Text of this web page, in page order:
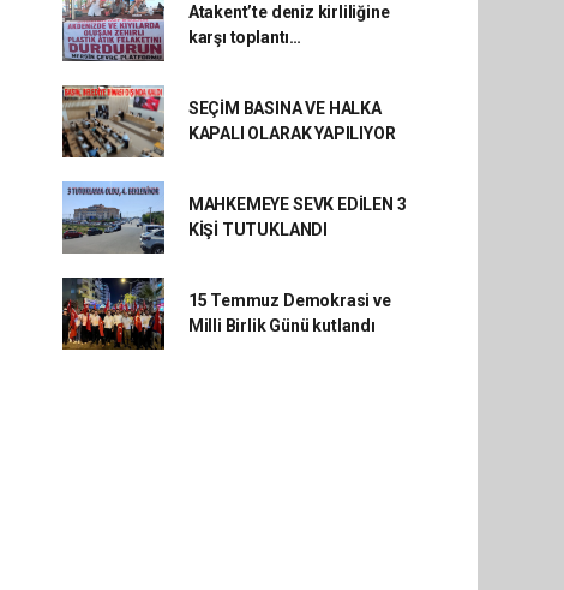
Atakent’te deniz kirliliğine
karşı toplantı…
SEÇİM BASINA VE HALKA
KAPALI OLARAK YAPILIYOR
MAHKEMEYE SEVK EDİLEN 3
KİŞİ TUTUKLANDI
15 Temmuz Demokrasi ve
Milli Birlik Günü kutlandı